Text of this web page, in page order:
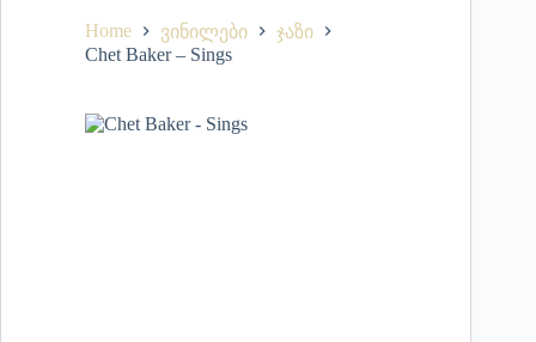
Home ვინილები
ჯაზი
Chet Baker – Sings